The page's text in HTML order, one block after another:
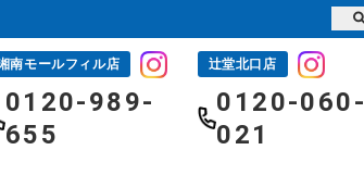
南モールフィル店
0120-989-
655
辻堂北口店
0120-060-
021